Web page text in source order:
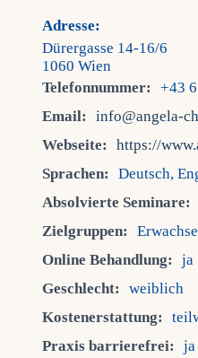
Adresse:
Dürergasse 14-16/6
1060 Wien
Telefonnummer:
+43
Email:
info@angela-
Webseite:
https://
Sprachen:
Deutsch,
Absolvierte Seminare:
Zielgruppen:
Online Behandlung:
ja
Geschlecht:
weiblich
Kostenerstattung:
Praxis barrierefrei:
ja